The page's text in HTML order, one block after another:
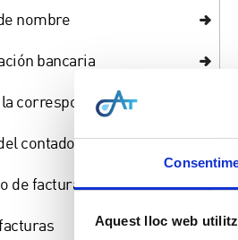
Aquest lloc web
nombre
bancaria
correspondencia
contador
de factura